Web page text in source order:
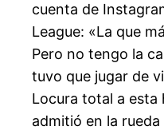
cuenta de
League: «La que
Pero no tengo la
tuvo que jugar de
Locura total a esta
admitió en la